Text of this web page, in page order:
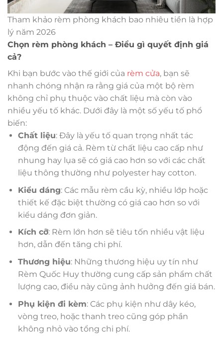
Tham khảo rèm phòng khách bao nhiêu tiền là hợp
lý năm 2026
Chọn rèm phòng khách – Điều gì quyết định giá
cả?
Khi bạn bước vào thế giới của rèm cửa, bạn sẽ
nhanh chóng nhận ra rằng giá của một bộ rèm
không chỉ phụ thuộc vào chất liệu mà còn vào
nhiều yếu tố khác. Dưới đây là một số yếu tố phổ
biến:
Chất liệu: Đây là yếu tố quan trọng nhất tác
động đến giá cả. Rèm từ chất liệu cao cấp như
nhung hay lụa sẽ có giá cao hơn so với các chất
liệu thông thường như polyester hay cotton.
Kiểu dáng: Các mẫu rèm cầu kỳ, nhiều lớp hoặc
thiết kế đặc biệt thường có giá cao hơn so với
kiểu dáng đơn giản.
Kích cỡ: Rèm lớn hơn sẽ tiêu tốn nhiều vật liệu
hơn, dẫn đến tăng chi phí.
Thương hiệu: Những thương hiệu uy tín như
Rèm Quốc Huy thường cung cấp sản phẩm chất
lượng cao, điều này cũng ảnh hưởng đến giá bán.
Phụ kiện đi kèm: Các phụ kiện như dây kéo,
vòng treo, hoặc thanh treo cũng góp phần
không nhỏ vào tổng chi phí.